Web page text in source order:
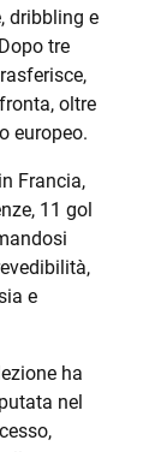
dribbling e
tre
oltre
europeo.
Francia,
11 gol
e
ha
nel